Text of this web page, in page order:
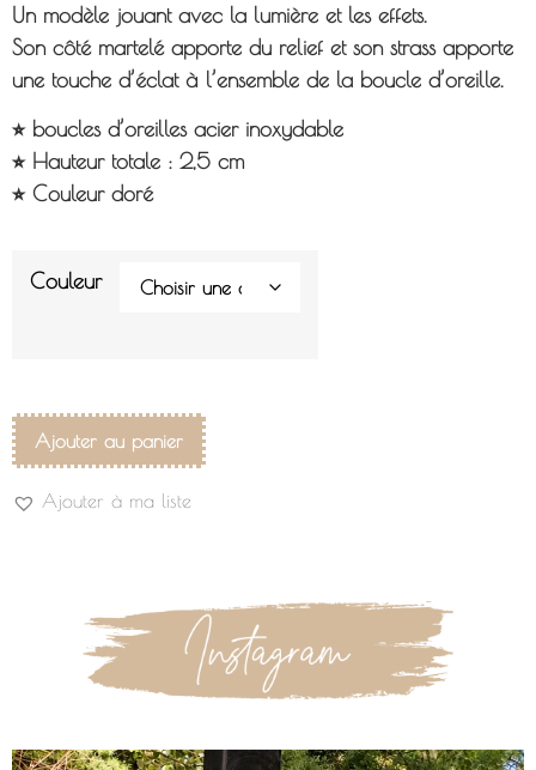
Un modèle jouant avec la lumière et les effets.
Son côté martelé apporte du relief et son strass apporte
une touche d’éclat à l’ensemble de la boucle d’oreille.
⭐︎ boucles d’oreilles acier inoxydable
⭐︎ Hauteur totale : 2,5 cm
⭐︎ Couleur doré
Couleur
Ajouter au panier
Ajouter à ma liste